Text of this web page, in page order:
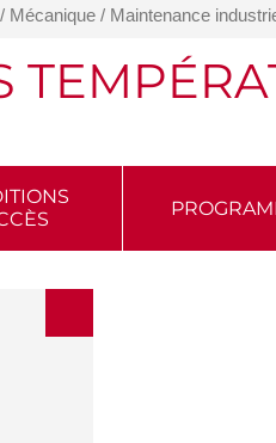
/ Maintenance